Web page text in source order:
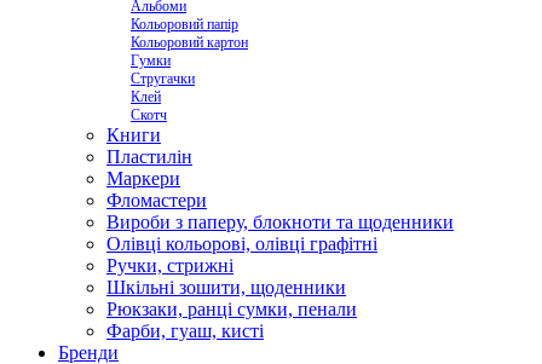
Альбоми
Кольоровий папір
Кольоровий картон
Гумки
Стругачки
Клей
Скотч
Книги
Пластилін
Маркери
Фломастери
Вироби з паперу, блокноти та щоденники
Олівці кольорові, олівці графітні
Ручки, стрижні
Шкільні зошити, щоденники
Рюкзаки, ранці сумки, пенали
Фарби, гуаш, кисті
Бренди